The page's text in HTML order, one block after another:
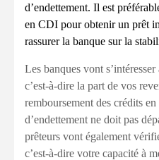
d’endettement. Il est
en CDI pour obtenir un prêt
rassurer la banque sur la
Les banques vont
c’est-à-dire la part de vos
remboursement des crédits
d’endettement ne doit pas
prêteurs vont également
c’est-à-dire votre capacité à